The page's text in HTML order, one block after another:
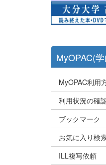
MyOPAC(
MyOPAC利用
利用状況の確
ブックマーク
お気に入り検
ILL複写依頼